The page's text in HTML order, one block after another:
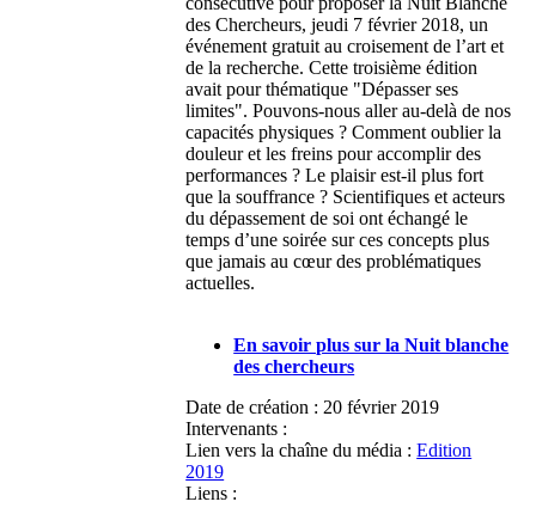
des Chercheurs, jeudi 7 février 2018, un
événement gratuit au croisement de l’art et
de la recherche. Cette troisième édition
avait pour thématique "Dépasser ses
limites". Pouvons-nous aller au-delà de nos
capacités physiques ? Comment oublier la
douleur et les freins pour accomplir des
performances ? Le plaisir est-il plus fort
que la souffrance ? Scientifiques et acteurs
du dépassement de soi ont échangé le
temps d’une soirée sur ces concepts plus
que jamais au cœur des problématiques
actuelles.
En savoir plus sur la Nuit blanche
des chercheurs
Date de création : 20 février 2019
Intervenants :
Lien vers la chaîne du média : Edition
2019
Liens :